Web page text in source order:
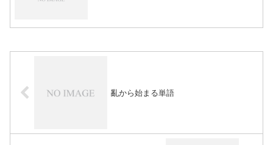
亂から始まる単語